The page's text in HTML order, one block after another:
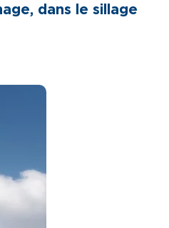
dans le sillage